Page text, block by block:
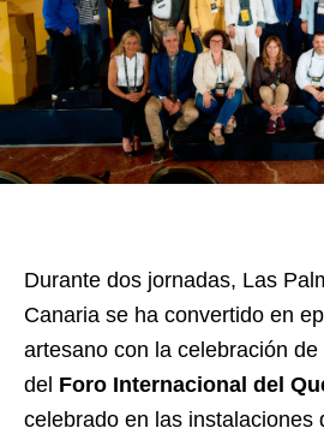
Durante dos jornadas, Las
Canaria se ha convertido en
artesano con la celebración
del Foro Internacional del
celebrado en las instalaciones